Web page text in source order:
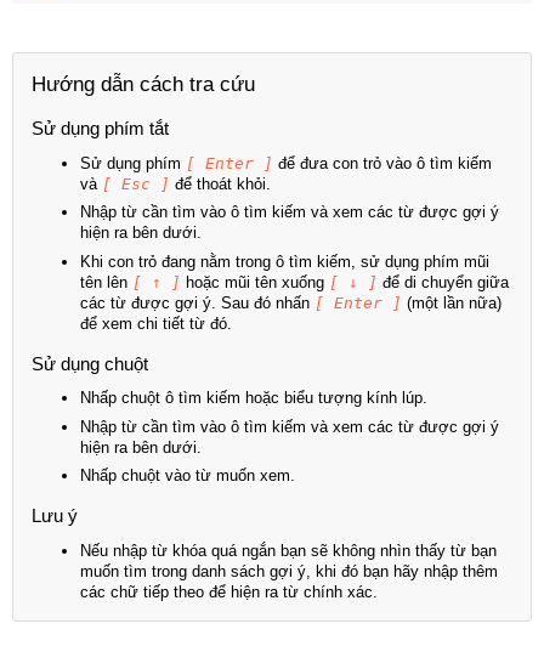
Hướng dẫn cách tra cứu
Sử dụng phím tắt
Sử dụng phím [ Enter ] để đưa con trỏ vào ô tìm kiếm
và [ Esc ] để thoát khỏi.
Nhập từ cần tìm vào ô tìm kiếm và xem các từ được gợi ý
hiện ra bên dưới.
Khi con trỏ đang nằm trong ô tìm kiếm, sử dụng phím mũi
tên lên [ ↑ ] hoặc mũi tên xuống [ ↓ ] để di chuyển giữa
các từ được gợi ý. Sau đó nhấn [ Enter ] (một lần nữa)
để xem chi tiết từ đó.
Sử dụng chuột
Nhấp chuột ô tìm kiếm hoặc biểu tượng kính lúp.
Nhập từ cần tìm vào ô tìm kiếm và xem các từ được gợi ý
hiện ra bên dưới.
Nhấp chuột vào từ muốn xem.
Lưu ý
Nếu nhập từ khóa quá ngắn bạn sẽ không nhìn thấy từ bạn
muốn tìm trong danh sách gợi ý, khi đó bạn hãy nhập thêm
các chữ tiếp theo để hiện ra từ chính xác.